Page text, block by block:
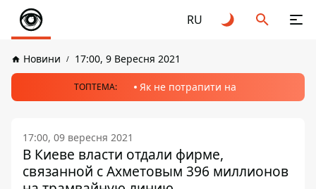
RU
Новини 17:00, 9 Вересня 2021
ТОПТЕМА: Як не потрапити на
17:00, 09 вересня 2021
В Киеве власти отдали фирме,
связанной с Ахметовым 396 миллионов